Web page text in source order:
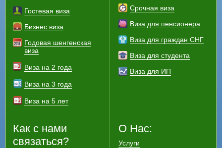
Гостевая виза
Бизнес виза
Годовая шенгенская
виза
Виза на 2 года
Виза на 3 года
Виза на 5 лет
Срочная виза
Виза для пенсионера
Виза для граждан СНГ
Виза для студента
Виза для ИП
Как с нами
связаться?
О Нас:
Услуги